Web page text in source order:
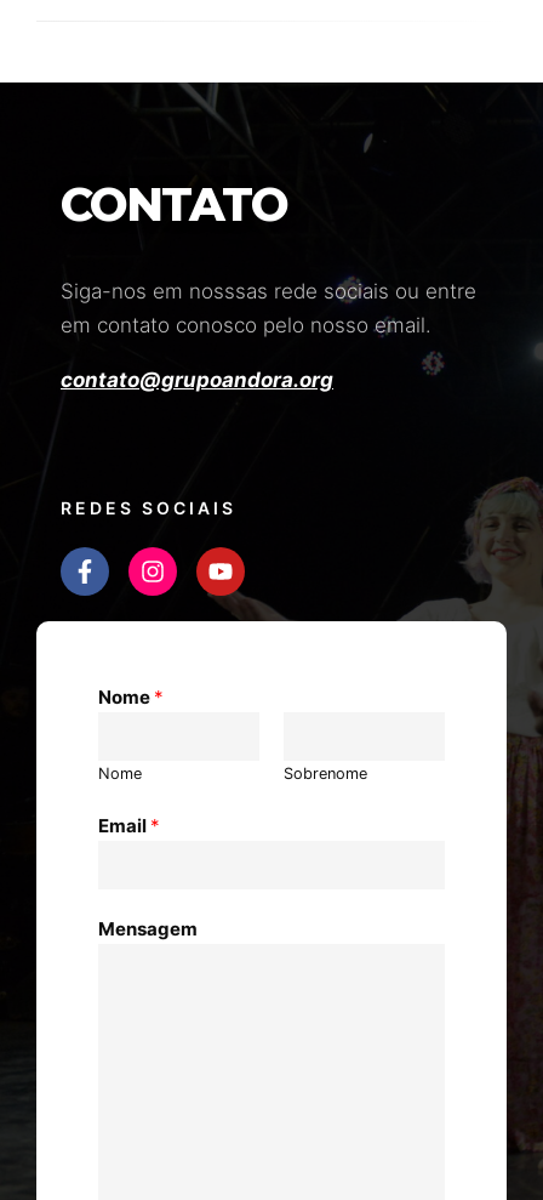
CONTATO
Siga-nos em nosssas rede sociais ou entre
em contato conosco pelo nosso email.
contato@grupoandora.org
REDES SOCIAIS
Nome *
Nome Sobrenome
Email *
Mensagem